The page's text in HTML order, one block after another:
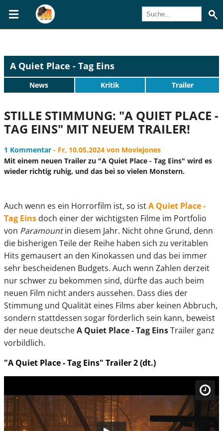
A Quiet Place - Tag Eins
News Kritik Trailer
STILLE STIMMUNG: "A QUIET PLACE -
TAG EINS" MIT NEUEM TRAILER!
1 Kommentar - Fr, 10.05.2024 von Moviejones
Mit einem neuen Trailer zu "A Quiet Place - Tag Eins" wird es
wieder richtig ruhig, und das bei so vielen Monstern.
Auch wenn es ein Horrorfilm ist, so istA Quiet Place -
Tag Eins doch einer der wichtigsten Filme im Portfolio
von Paramountin diesem Jahr. Nicht ohne Grund, denn
die bisherigen Teile der Reihe haben sich zu veritablen
Hits gemausert an den Kinokassen und das bei immer
sehr bescheidenen Budgets. Auch wenn Zahlen derzeit
nur schwer zu bekommen sind, dürfte das auch beim
neuen Film nicht anders aussehen. Dass dies der
Stimmung und Qualität eines Films aber keinen Abbruch,
sondern stattdessen sogar förderlich sein kann, beweist
der neue deutscheA Quiet Place - Tag EinsTrailer ganz
vorbildlich.
"A Quiet Place - Tag Eins" Trailer 2 (dt.)